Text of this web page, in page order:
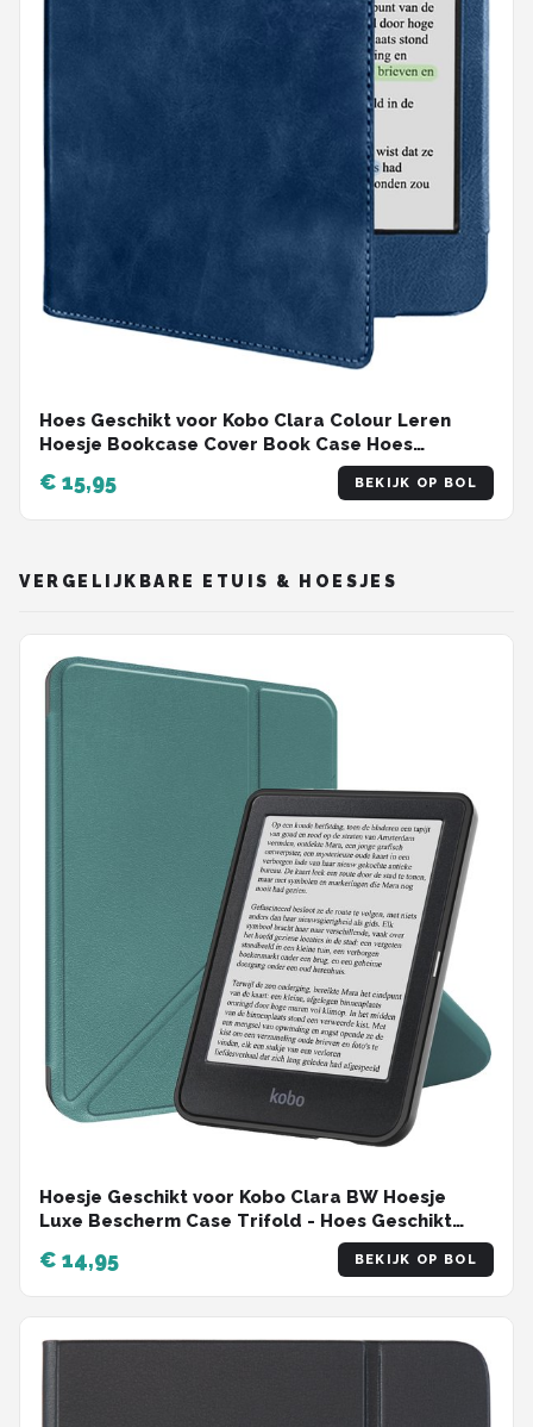
Hoes Geschikt voor Kobo Clara Colour Leren
Hoesje Bookcase Cover Book Case Hoes
€ 15,95 BEKIJK OP BOL
VERGELIJKBARE ETUIS & HOESJES
Hoesje Geschikt voor Kobo Clara BW Hoesje
Luxe Bescherm Case Trifold - Hoes Geschikt
voor Kobo Clara BW Hoes Book Cover -
Donkergroen
€ 14,95 BEKIJK OP BOL